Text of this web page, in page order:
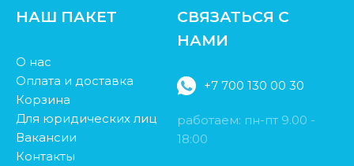
НАШ ПАКЕТ
О нас
Оплата и доставка
Корзина
Для юридических лиц
Вакансии
Контакты
СВЯЗАТЬСЯ С
НАМИ
+7 700 130 00 30
работаем: пн-пт 9.00 -
18:00